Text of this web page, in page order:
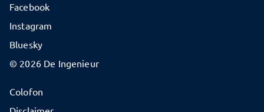
© 2026 De Ingenieur
Colofon
Facebook
Instagram
Bluesky